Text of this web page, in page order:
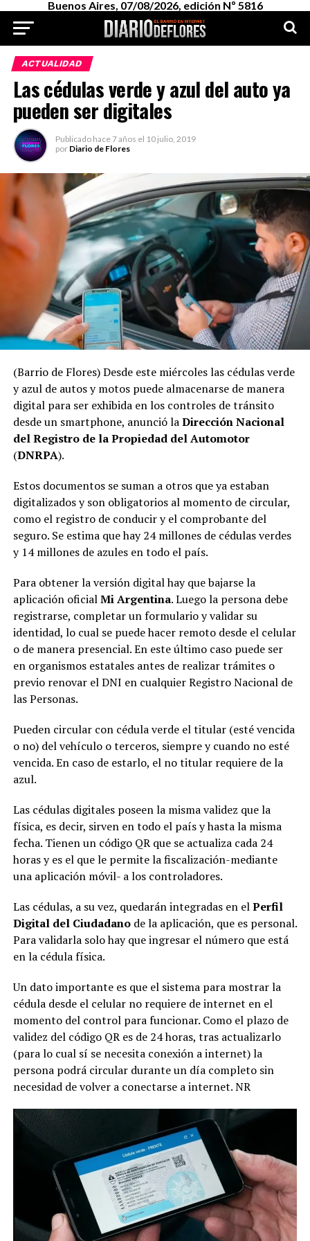
Buenos Aires, 07/08/2026, edición Nº 5816
ACTUALIDAD
Las cédulas verde y azul del auto ya
pueden ser digitales
Publicado hace 7 años el 10 julio, 2019
por Diario de Flores
(Barrio de Flores) Desde este miércoles las cédulas verde
y azul de autos y motos puede almacenarse de manera
digital para ser exhibida en los controles de tránsito
desde un smartphone, anunció laDirección Nacional
del Registro de la Propiedad del Automotor
(DNRPA).
Estos documentos se suman a otros que ya estaban
digitalizados y son obligatorios al momento de circular,
como el registro de conducir y el comprobante del
seguro. Se estima que hay 24 millones de cédulas verdes
y 14 millones de azules en todo el país.
Para obtener la versión digital hay que bajarse la
aplicación oficialMi Argentina. Luego la persona debe
registrarse, completar un formulario y validar su
identidad, lo cual se puede hacer remoto desde el celular
o de manera presencial. En este último caso puede ser
en organismos estatales antes de realizar trámites o
previo renovar el DNI en cualquier Registro Nacional de
las Personas.
Pueden circular con cédula verde el titular (esté vencida
o no) del vehículo o terceros, siempre y cuando no esté
vencida. En caso de estarlo, el no titular requiere de la
azul.
Las cédulas digitales poseen la misma validez que la
física, es decir, sirven en todo el país y hasta la misma
fecha. Tienen un código QR que se actualiza cada 24
horas y es el que le permite la fiscalización-mediante
una aplicación móvil- a los controladores.
Las cédulas, a su vez, quedarán integradas en elPerfil
Digital del Ciudadanode la aplicación, que es personal.
Para validarla solo hay que ingresar el número que está
en la cédula física.
Un dato importante es que el sistema para mostrar la
cédula desde el celular no requiere de internet en el
momento del control para funcionar. Como el plazo de
validez del código QR es de 24 horas, tras actualizarlo
(para lo cual sí se necesita conexión a internet) la
persona podrá circular durante un día completo sin
necesidad de volver a conectarse a internet. NR